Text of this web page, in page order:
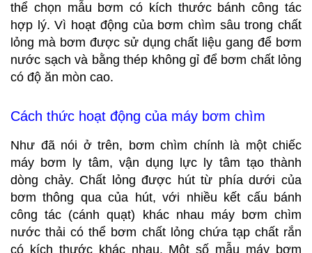
thể chọn mẫu bơm có kích thước bánh công tác
hợp lý. Vì hoạt động của bơm chìm sâu trong chất
lỏng mà bơm được sử dụng chất liệu gang để bơm
nước sạch và bằng thép không gỉ để bơm chất lỏng
có độ ăn mòn cao.
Cách thức hoạt động của máy bơm chìm
Như đã nói ở trên, bơm chìm chính là một chiếc
máy bơm ly tâm, vận dụng lực ly tâm tạo thành
dòng chảy. Chất lỏng được hút từ phía dưới của
bơm thông qua của hút, với nhiều kết cấu bánh
công tác (cánh quạt) khác nhau máy bơm chìm
nước thải có thể bơm chất lỏng chứa tạp chất rắn
có kích thước khác nhau. Một số mẫu máy bơm